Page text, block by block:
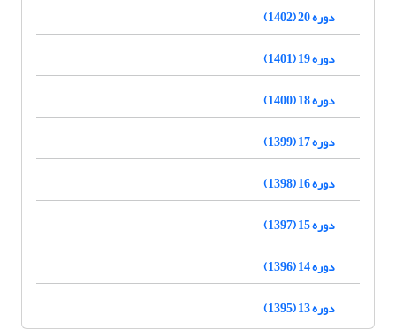
دوره 20 (1402)
دوره 19 (1401)
دوره 18 (1400)
دوره 17 (1399)
دوره 16 (1398)
دوره 15 (1397)
دوره 14 (1396)
دوره 13 (1395)